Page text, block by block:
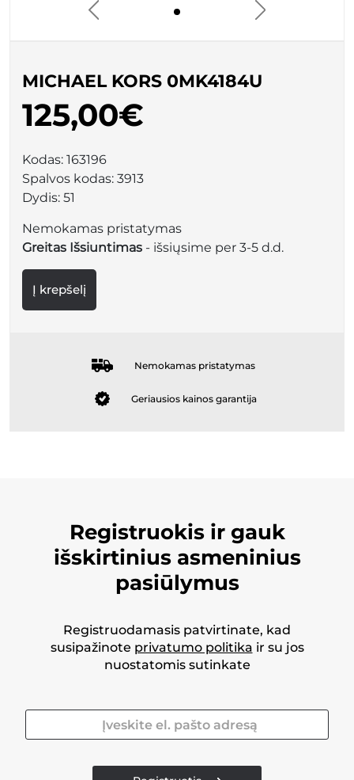
MICHAEL KORS 0MK4184U
125,00€
Kodas: 163196
Spalvos kodas: 3913
Dydis: 51
Nemokamas pristatymas
Greitas Išsiuntimas - išsiųsime per 3-5 d.d.
Į krepšelį
Nemokamas pristatymas
Geriausios kainos garantija
Registruokis ir gauk
išskirtinius asmeninius
pasiūlymus
Registruodamasis patvirtinate, kad
susipažinote privatumo politika ir su jos
nuostatomis sutinkate